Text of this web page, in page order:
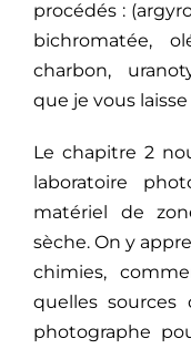
procédés :
bichromatée,
charbon,
que je vous
Le chapitre 2
laboratoire
matériel de
sèche. On y
chimies,
quelles sources
photographe